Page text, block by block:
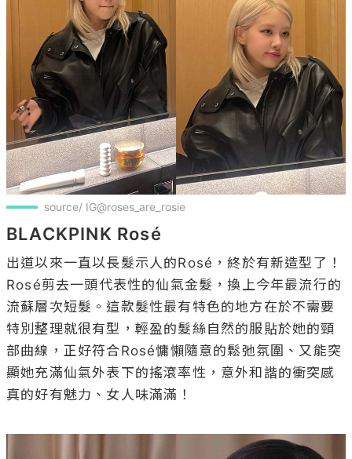
source/ IG@roses_are_rosie
BLACKPINK Rosé
出道以來一直以長髮示人的Rosé，終於有新造型了！
Rosé剪去一頭代表性的仙氣金髮，換上今年最流行的
流蘇層次短髮。這款髮性最有特色的地方在於不需要
特別整理就很有型，輕盈的髮絲自然的服貼於她的頸
部曲線，正好符合Rosé慵懶隨意的鬆弛氛圍、又能突
顯她充滿仙氣外表下的搖滾率性，意外和諧的衝突感
真的好有魅力、女人味滿滿！